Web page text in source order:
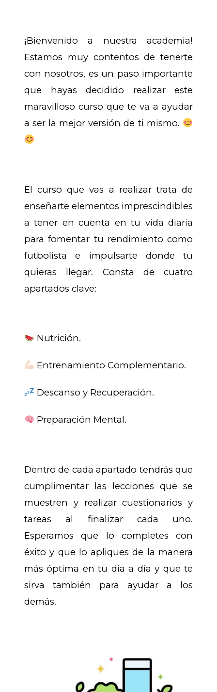
¡Bienvenido a nuestra academia!
Estamos muy contentos de tenerte
con nosotros, es un paso importante
que hayas decidido realizar este
maravilloso curso que te va a ayudar
a ser la mejor versión de ti mismo.
El curso que vas a realizar trata de
enseñarte elementos imprescindibles
a tener en cuenta en tu vida diaria
para fomentar tu rendimiento como
futbolista e impulsarte donde tu
quieras llegar. Consta de cuatro
apartados clave:
Nutrición.
Entrenamiento Complementario.
Descanso y Recuperación.
Preparación Mental.
Dentro de cada apartado tendrás que
cumplimentar las lecciones que se
muestren y realizar cuestionarios y
tareas al finalizar cada uno.
Esperamos que lo completes con
éxito y que lo apliques de la manera
más óptima en tu día a día y que te
sirva también para ayudar a los
demás.